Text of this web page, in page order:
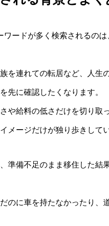
ワードが多く検索されるの
を連れての転居など、人生
先に確認したくなります。
や給料の低さだけを切り取
メージだけが独り歩きして
準備不足のまま移住した結
のに車を持たなかったり、